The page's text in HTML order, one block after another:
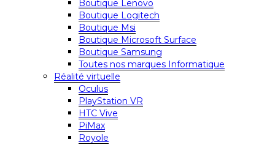
Boutique Lenovo
Boutique Logitech
Boutique Msi
Boutique Microsoft Surface
Boutique Samsung
Toutes nos marques Informatique
Réalité virtuelle
Oculus
PlayStation VR
HTC Vive
PiMax
Royole